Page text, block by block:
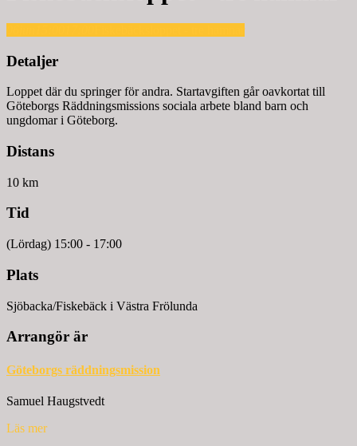
Detaljer
Loppet där du springer för andra. Startavgiften går oavkortat till
Göteborgs Räddningsmissions sociala arbete bland barn och
ungdomar i Göteborg.
Distans
10 km
Tid
(Lördag) 15:00 - 17:00
Plats
Sjöbacka/Fiskebäck i Västra Frölunda
Arrangör är
Göteborgs räddningsmission
Samuel Haugstvedt
Läs mer